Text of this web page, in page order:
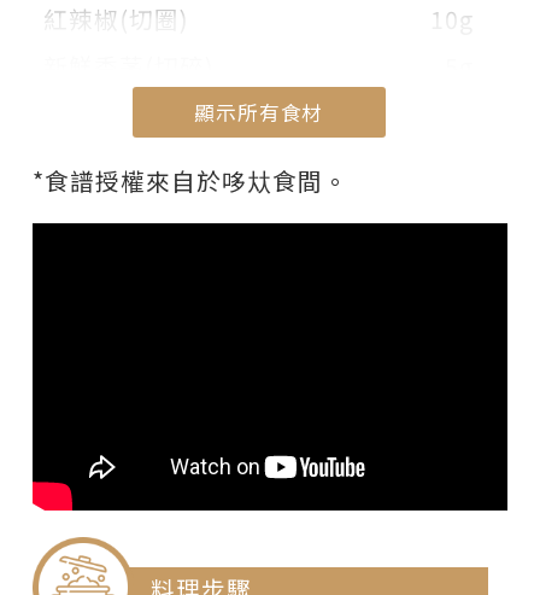
紅辣椒(切圈)
10g
九層塔葉
魚露
老抽(醬色)
【溫泉蛋】
顯示所有食材
顯示部份食材
*食譜授權來自於哆夶食間。
料理步驟